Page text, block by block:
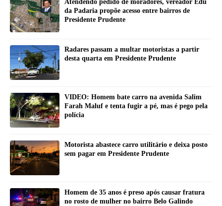
Atendendo pedido de moradores, vereador Edu
da Padaria propõe acesso entre bairros de
Presidente Prudente
Radares passam a multar motoristas a partir
desta quarta em Presidente Prudente
VIDEO: Homem bate carro na avenida Salim
Farah Maluf e tenta fugir a pé, mas é pego pela
polícia
Motorista abastece carro utilitário e deixa posto
sem pagar em Presidente Prudente
Homem de 35 anos é preso após causar fratura
no rosto de mulher no bairro Belo Galindo